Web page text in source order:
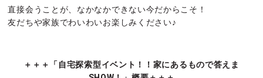
直接会うことが、なかなかできない今だからこそ！
友だちや家族でわいわいお楽しみください♪
＋＋＋「自宅探索型イベント！！家にあるもので答えま